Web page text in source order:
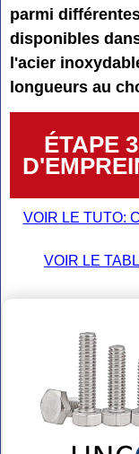
parmi
disponibles
l'acier
longueurs au
ÉTAPE
VOIR LE TUTO:
VOIR LE